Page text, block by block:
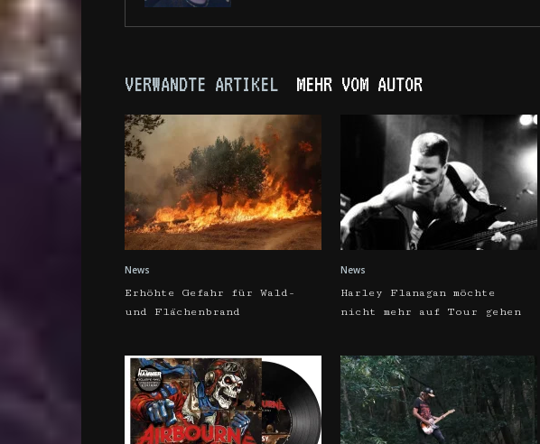
VERWANDTE ARTIKEL MEHR VOM AUTOR
News
Erhöhte Gefahr für Wald-
und Flächenbrand
News
Harley Flanagan möchte
nicht mehr auf Tour gehen